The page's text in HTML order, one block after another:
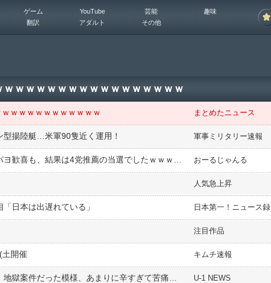
ゲーム YouTube 芸能
趣味
翻訳 アダルト その他
ｗｗｗｗｗｗｗｗｗｗｗｗｗｗｗｗ
ｗｗｗｗｗｗｗｗｗｗｗ まとめたニュース
揚陸艇…米軍90隻近く運用！ 軍事ミリタリー速報
おーるじゃんる
人気急上昇
日本は出遅れている」 日本第一！ニュース録
注目作品
土開催 キムチ速報
U-1 NEWS